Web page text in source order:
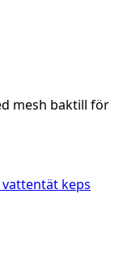
mesh baktill för